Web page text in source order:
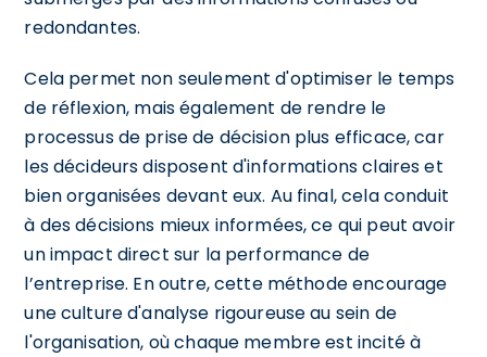
redondantes.
Cela permet non seulement d'optimiser le temps
de réflexion, mais également de rendre le
processus de prise de décision plus efficace, car
les décideurs disposent d'informations claires et
bien organisées devant eux. Au final, cela conduit
à des décisions mieux informées, ce qui peut avoir
un impact direct sur la performance de
l’entreprise. En outre, cette méthode encourage
une culture d'analyse rigoureuse au sein de
l'organisation, où chaque membre est incité à